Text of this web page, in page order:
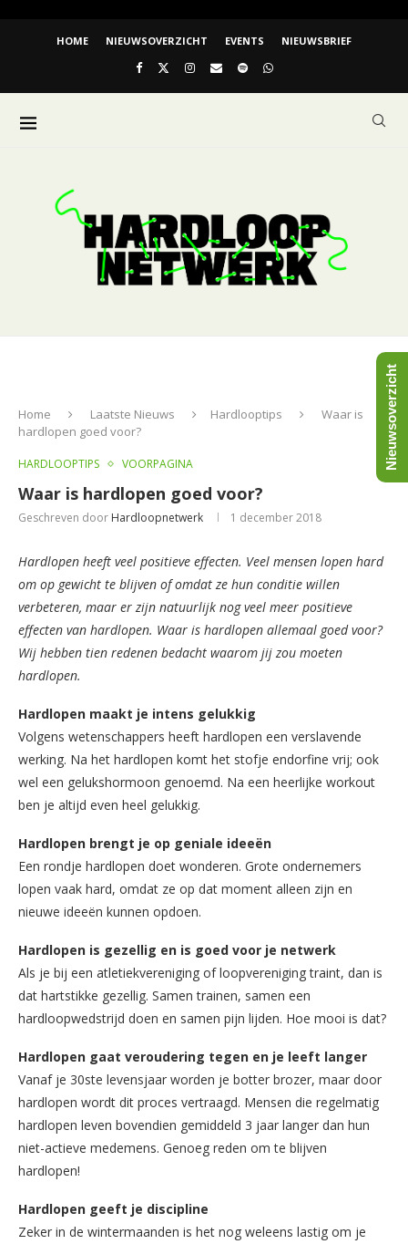
HOME NIEUWSOVERZICHT EVENTS NIEUWSBRIEF
Home Laatste Nieuws Hardlooptips
Waar is
hardlopen goed voor?
HARDLOOPTIPS VOORPAGINA
Waar is hardlopen goed voor?
Geschreven door Hardloopnetwerk 1 december 2018
Hardlopen heeft veel positieve effecten. Veel mensen lopen hard
om op gewicht te blijven of omdat ze hun conditie willen
verbeteren, maar er zijn natuurlijk nog veel meer positieve
effecten van hardlopen. Waar is hardlopen allemaal goed voor?
Wij hebben tien redenen bedacht waarom jij zou moeten
hardlopen.
Hardlopen maakt je intens gelukkig
Volgens wetenschappers heeft hardlopen een verslavende
werking. Na het hardlopen komt het stofje endorfine vrij; ook
wel een gelukshormoon genoemd. Na een heerlijke workout
ben je altijd even heel gelukkig.
Hardlopen brengt je op geniale ideeën
Een rondje hardlopen doet wonderen. Grote ondernemers
lopen vaak hard, omdat ze op dat moment alleen zijn en
nieuwe ideeën kunnen opdoen.
Hardlopen is gezellig en is goed voor je netwerk
Als je bij een atletiekvereniging of loopvereniging traint, dan is
dat hartstikke gezellig. Samen trainen, samen een
hardloopwedstrijd doen en samen pijn lijden. Hoe mooi is dat?
Hardlopen gaat veroudering tegen en je leeft langer
Vanaf je 30ste levensjaar worden je botter brozer, maar door
hardlopen wordt dit proces vertraagd. Mensen die regelmatig
hardlopen leven bovendien gemiddeld 3 jaar langer dan hun
niet-actieve medemens. Genoeg reden om te blijven
hardlopen!
Hardlopen geeft je discipline
Zeker in de wintermaanden is het nog weleens lastig om je
Nieuwsoverzicht